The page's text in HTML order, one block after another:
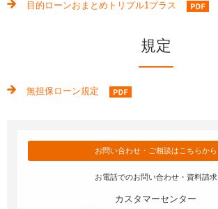
目的ローンおまとめトリプル1プラス
規定
無担保ローン規定
お問い合わせ・ご相談はこちらから
お電話でのお問い合わせ・資料請求
カスタマーセンター